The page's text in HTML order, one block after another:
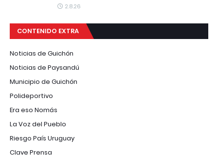
2.8.26
CONTENIDO EXTRA
Noticias de Guichón
Noticias de Paysandú
Municipio de Guichón
Polideportivo
Era eso Nomás
La Voz del Pueblo
Riesgo País Uruguay
Clave Prensa